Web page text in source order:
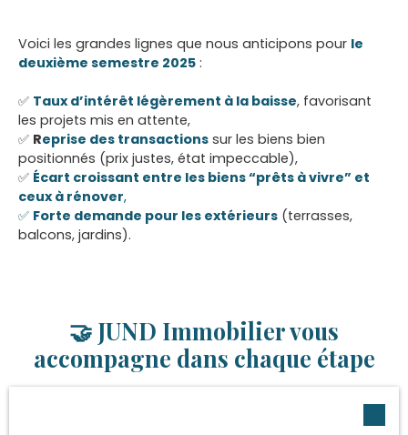
Voici les grandes lignes que nous anticipons pour le
deuxième semestre 2025 :
✅ Taux d’intérêt légèrement à la baisse, favorisant
les projets mis en attente,
✅ Reprise des transactions sur les biens bien
positionnés (prix justes, état impeccable),
✅ Écart croissant entre les biens “prêts à vivre” et
ceux à rénover,
✅ Forte demande pour les extérieurs (terrasses,
balcons, jardins).
🤝 JUND Immobilier vous
accompagne dans chaque étape